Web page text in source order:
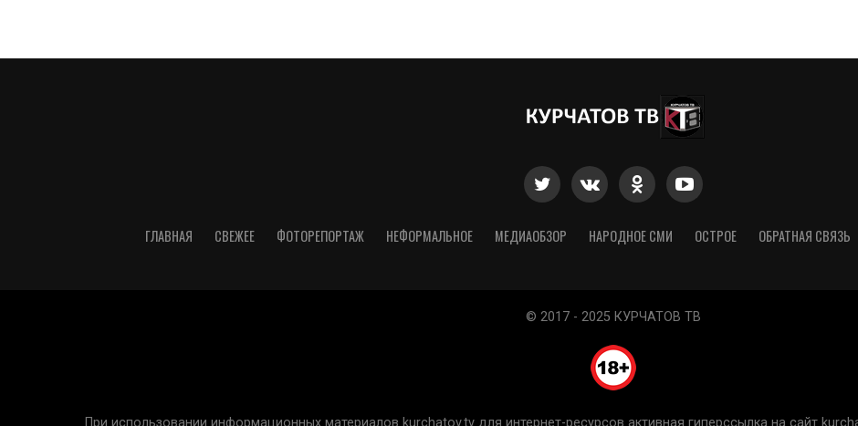
ГЛАВНАЯ СВЕЖЕЕ ФОТОРЕПОРТАЖ НЕФОРМАЛЬНОЕ МЕДИАОБЗОР НАРОДНОЕ СМИ ОСТРОЕ ОБРАТНАЯ СВЯЗЬ
© 2017 - 2025 КУРЧАТОВ ТВ
При использовании информационных материалов kurchatov.tv для интернет-ресурсов активная гиперссылка на сайт